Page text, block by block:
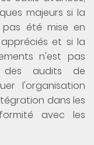
majeurs si la
été mise en
et si la
n'est pas
des audits de
l'organisation
dans les
avec les